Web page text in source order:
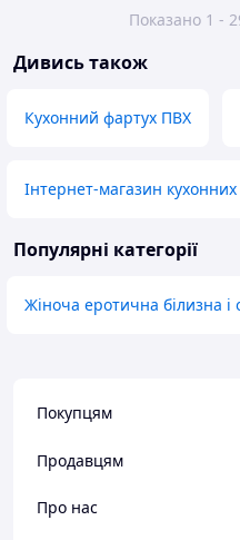
Показано 1 -
Дивись також
Кухонний фартух ПВХ
Інтернет-магазин кухонних
Популярні категорії
Жіноча еротична білизна і
Покупцям
Продавцям
Про нас